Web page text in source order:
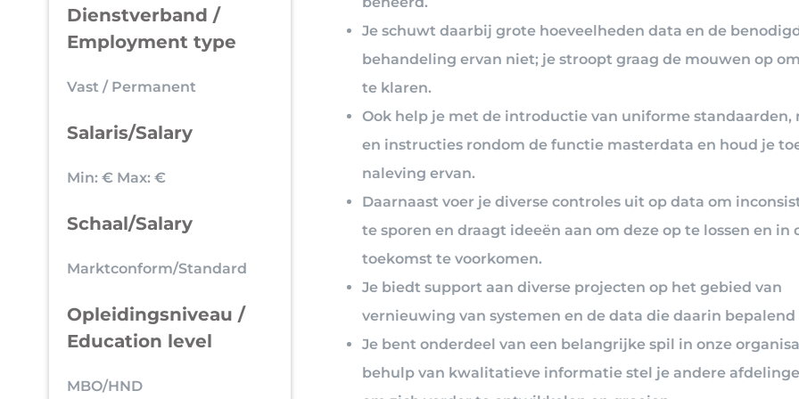
Dienstverband /
Employment type
Vast / Permanent
Salaris/Salary
Min: € Max: €
Schaal/Salary
Marktconform/Standard
Opleidingsniveau /
Education level
MBO/HND
Je schuwt daarbij grote hoeveelheden data en de
behandeling ervan niet; je stroopt graag de mouwen op
te klaren.
Ook help je met de introductie van uniforme standaarden,
en instructies rondom de functie masterdata en houd je
naleving ervan.
Daarnaast voer je diverse controles uit op data om
te sporen en draagt ideeën aan om deze op te lossen en in
toekomst te voorkomen.
Je biedt support aan diverse projecten op het gebied van
vernieuwing van systemen en de data die daarin
Je bent onderdeel van een belangrijke spil in onze
behulp van kwalitatieve informatie stel je andere